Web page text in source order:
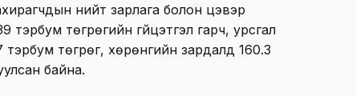
нийт зарлага болон цэвэр
тэрбум төгрөгийн гүйцэтгэл гарч, урсгал
төгрөг, хөрөнгийн зардалд 160.3
байна.